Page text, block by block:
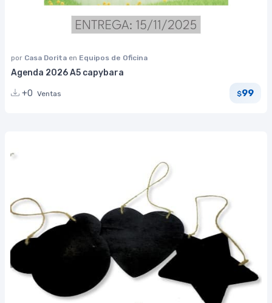
por Casa Dorita en Equipos de Oficina
Agenda 2026 A5 capybara
+0 Ventas $99